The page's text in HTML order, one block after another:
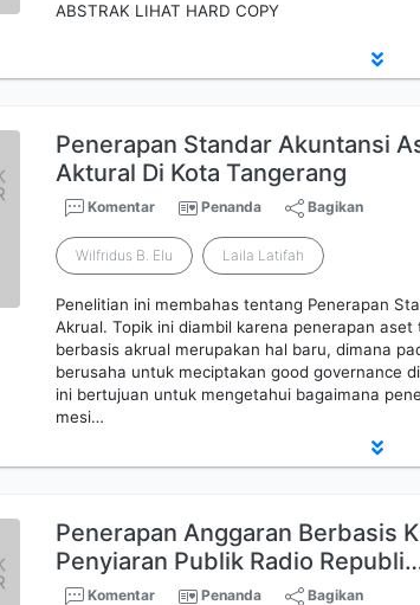
ABSTRAK LIHAT HARD COPY
Penerapan Standar Akuntansi
Aktural Di Kota Tangerang
Komentar Penanda Bagikan
Wilfridus B. Elu Laila Latifah
Penelitian ini membahas tentang Penerapan
Akrual. Topik ini diambil karena penerapan
berbasis akrual merupakan hal baru, dimana
berusaha untuk meciptakan good governance
ini bertujuan untuk mengetahui bagaimana
mesi…
Penerapan Anggaran Berbasis
Penyiaran Publik Radio
Komentar Penanda Bagikan